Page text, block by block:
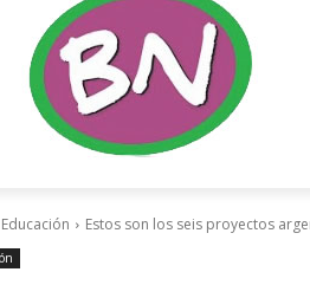
Educación Estos son los seis proyectos